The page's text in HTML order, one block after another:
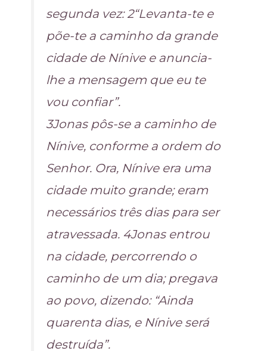
segunda vez: 2“Levanta-te e
põe-te a caminho da grande
cidade de Nínive e anuncia-
lhe a mensagem que eu te
vou confiar”.
3Jonas pôs-se a caminho de
Nínive, conforme a ordem do
Senhor. Ora, Nínive era uma
cidade muito grande; eram
necessários três dias para ser
atravessada. 4Jonas entrou
na cidade, percorrendo o
caminho de um dia; pregava
ao povo, dizendo: “Ainda
quarenta dias, e Nínive será
destruída”.